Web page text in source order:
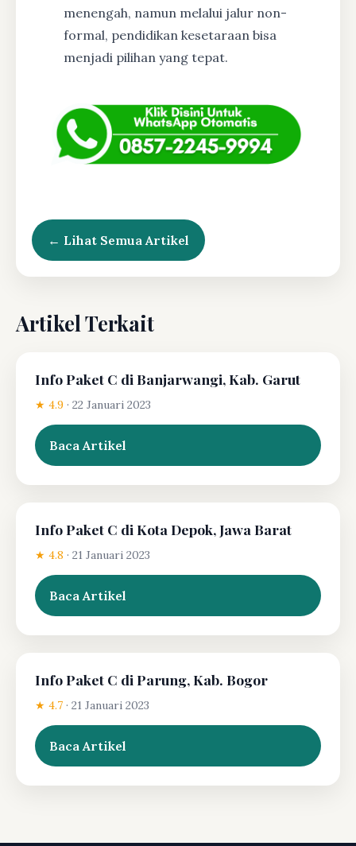
menengah, namun melalui jalur non-
formal, pendidikan kesetaraan bisa
menjadi pilihan yang tepat.
← Lihat Semua Artikel
Artikel Terkait
Info Paket C di Banjarwangi, Kab. Garut
★ 4.9 · 22 Januari 2023
Baca Artikel
Info Paket C di Kota Depok, Jawa Barat
★ 4.8 · 21 Januari 2023
Baca Artikel
Info Paket C di Parung, Kab. Bogor
★ 4.7 · 21 Januari 2023
Baca Artikel